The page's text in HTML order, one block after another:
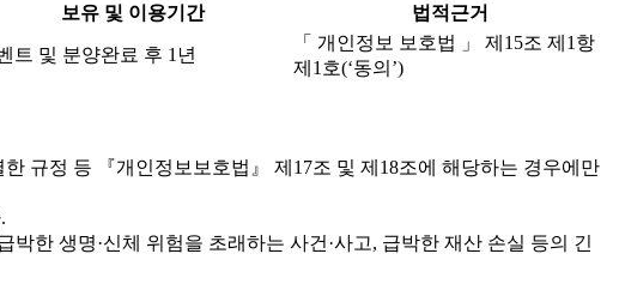
보유 및 이용기간 법적근거
트 및 분양완료 후 1년
「 개인정보 보호법 」 제15조 제1항
제1호(‘동의’)
규정 등 『개인정보보호법』 제17조 및 제18조에 해당하는 경우에만
한 생명·신체 위험을 초래하는 사건·사고, 급박한 재산 손실 등의 긴